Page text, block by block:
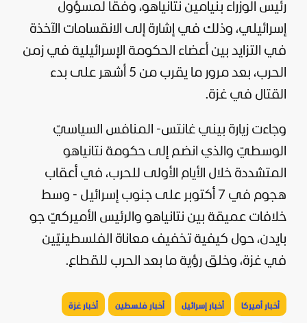
رئيس الوزراء بنيامين نتانياهو، وفقًا لمسؤول
إسرائيلي، وذلك في إشارة إلى الانقسامات الآخذة
في التزايد بين أعضاء الحكومة الإسرائيلية في زمن
الحرب، بعد مرور ما يقرب من 5 أشهر على بدء
القتال في غزة.
وجاءت زيارة بيني غانتس- المنافس السياسيّ
الوسطيّ والذي انضم إلى حكومة نتانياهو
المتشددة خلال الأيام الأولى للحرب، في أعقاب
هجوم في 7 أكتوبر على جنوب
إسرائيل - وسط
خلافات عميقة بين نتانياهو والرئيس الأميركيّ جو
بايدن، حول كيفية تخفيف معاناة الفلسطينيّين
في غزة، وخلق رؤية ما بعد الحرب للقطاع.
أخبار أميركا أخبار إسرائيل أخبار فلسطين أخبار غزة